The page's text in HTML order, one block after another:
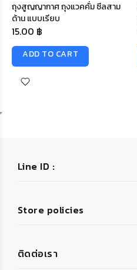
ถุงสูญญากาศ ถุงแวคคั่ม ซีลสาม
ด้าน แบบเรียบ
15.00 ฿
ADD TO CART
Line ID :
Store policies
ติดต่อเรา